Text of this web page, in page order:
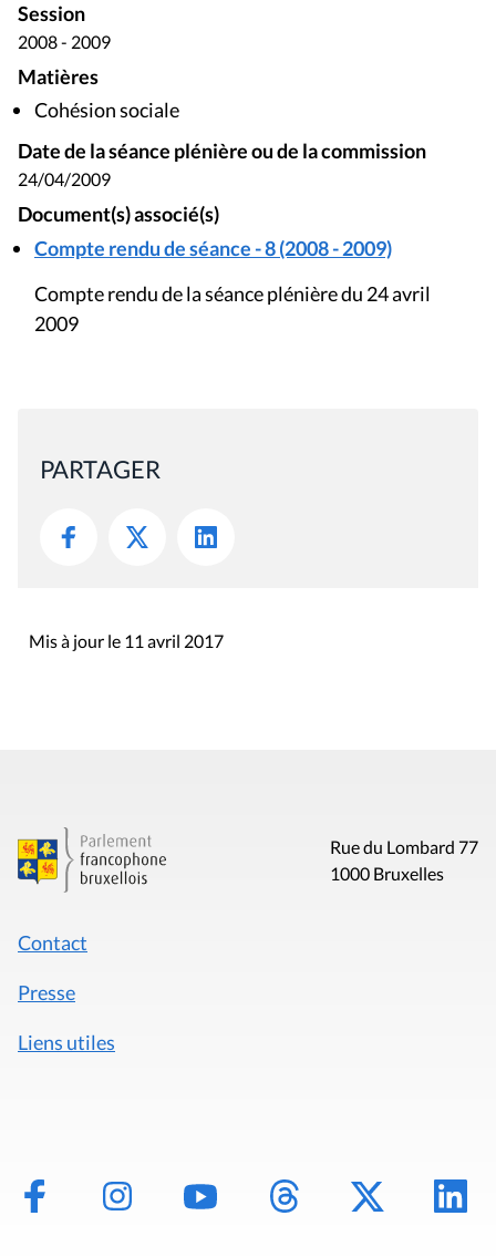
Session
2008 - 2009
Matières
Cohésion sociale
Date de la séance plénière ou de la commission
24/04/2009
Document(s) associé(s)
Compte rendu de séance - 8 (2008 - 2009)
Compte rendu de la séance plénière du 24 avril
2009
PARTAGER
Mis à jour le 11 avril 2017
Rue du Lombard 77
1000 Bruxelles
Contact
Presse
Liens utiles